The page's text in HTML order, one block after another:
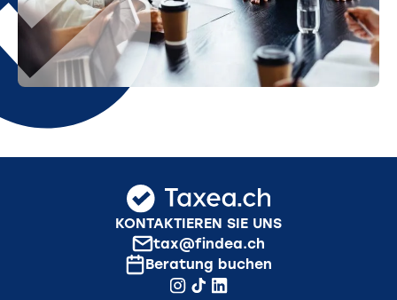
KONTAKTIEREN SIE UNS
tax@findea.ch
Beratung buchen